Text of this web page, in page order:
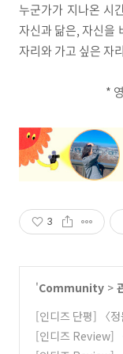
누군가가 지나온 시
자신과 닮은, 자신을
자리와 가고 싶은 자
*
3
'Community >
[인디즈 단평] 〈
(1)
[인디즈 Review]